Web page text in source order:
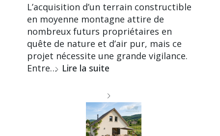
L’acquisition d’un terrain constructible
en moyenne montagne attire de
nombreux futurs propriétaires en
quête de nature et d’air pur, mais ce
projet nécessite une grande vigilance.
Entre… Lire la suite